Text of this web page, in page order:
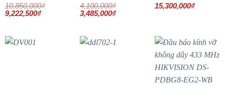
10,850,000₫
Giá
gốc
9,222,500₫Giá
4,100,000₫
Giá
gốc
3,485,000₫Giá
15,300,000₫